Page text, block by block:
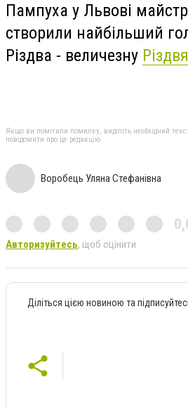
Пампуха у Львові
створили найбільший
Різдва - величезну
Якщо ви помітили помилку, виділіть необхідний
повідомити про це редакцію
Воробець Уляна Стефанівна
Авторизуйтесь, щоб оцінити
Діліться цією новиною та